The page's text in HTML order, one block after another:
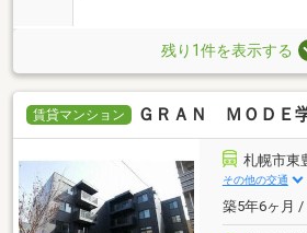
残り1件を表示する
賃貸マンション ＧＲＡＮ ＭＯＤＥ
札幌市東
その他の交通
築5年6ヶ月 /